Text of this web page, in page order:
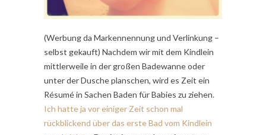
(Werbung da Markennennung und Verlinkung –
selbst gekauft) Nachdem wir mit dem Kindlein
mittlerweile in der großen Badewanne oder
unter der Dusche planschen, wird es Zeit ein
Résumé in Sachen Baden für Babies zu ziehen.
Ich hatte ja vor einiger Zeit schon mal
rückblickend über das erste Bad vom Kindlein